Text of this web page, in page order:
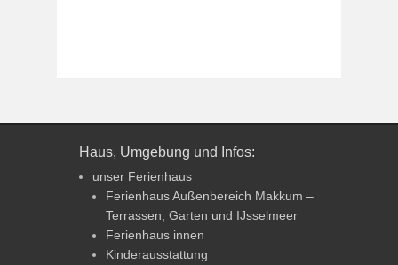
Haus, Umgebung und Infos:
unser Ferienhaus
Ferienhaus Außenbereich Makkum –
Terrassen, Garten und IJsselmeer
Ferienhaus innen
Kinderausstattung